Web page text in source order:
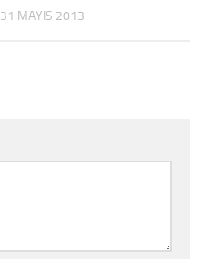
31 MAYIS 2013